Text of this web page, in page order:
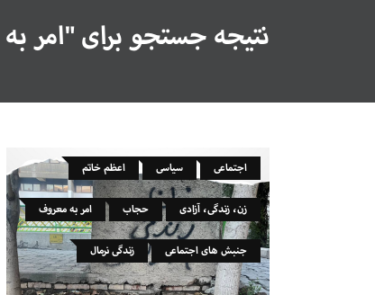
نتیجه جستجو برای "امر
اجتماعی سیاسی اعظم خاتم
زن، زندگی، آزادی حجاب امر به معروف
جنبش های اجتماعی زندگی نرمال